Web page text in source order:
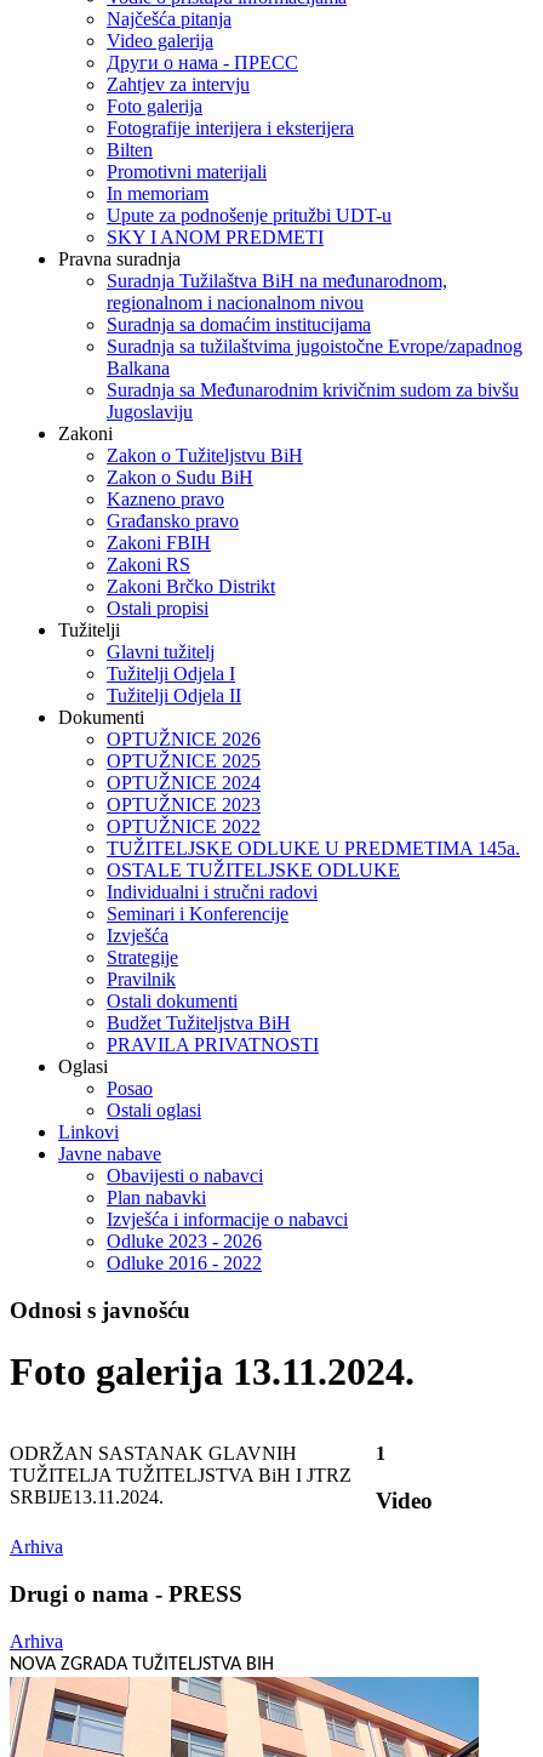
Najčešća pitanja
Video galerija
Други о нама - ПРЕСC
Zahtjev za intervju
Foto galerija
Fotografije interijera i eksterijera
Bilten
Promotivni materijali
In memoriam
Upute za podnošenje pritužbi UDT-u
SKY I ANOM PREDMETI
Pravna suradnja
Suradnja Tužilaštva BiH na međunarodnom,
regionalnom i nacionalnom nivou
Suradnja sa domaćim institucijama
Suradnja sa tužilaštvima jugoistočne Evrope/zapadnog
Balkana
Suradnja sa Međunarodnim krivičnim sudom za bivšu
Jugoslaviju
Zakoni
Zakon o Тužiteljstvu BiH
Zakon o Sudu BiH
Kazneno pravo
Građansko pravo
Zakoni FBIH
Zakoni RS
Zakoni Brčko Distrikt
Ostali propisi
Tužitelji
Glavni tužitelj
Tužitelji Odjela I
Tužitelji Odjela II
Dokumenti
OPTUŽNICE 2026
OPTUŽNICE 2025
OPTUŽNICE 2024
OPTUŽNICE 2023
OPTUŽNICE 2022
TUŽITELJSKE ODLUKE U PREDMETIMA 145a.
OSTALE TUŽITELJSKE ODLUKE
Individualni i stručni radovi
Seminari i Konferencije
Izvješća
Strategije
Pravilnik
Ostali dokumenti
Budžet Tužiteljstva BiH
PRAVILA PRIVATNOSTI
Oglasi
Posao
Ostali oglasi
Linkovi
Javne nabave
Obavijesti o nabavci
Plan nabavki
Izvješća i informacije o nabavci
Odluke 2023 - 2026
Odluke 2016 - 2022
Odnosi s javnošću
Foto galerija 13.11.2024.
ODRŽAN SASTANAK GLAVNIH
TUŽITELJA TUŽITELJSTVA BiH I JTRZ
SRBIJE13.11.2024.
1
Video
Arhiva
Drugi o nama - PRESS
Arhiva
NOVA ZGRADA TUŽITELJSTVA BIH